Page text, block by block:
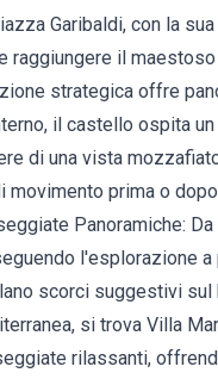
Garibaldi, con la
raggiungere il
strategica offre
il castello ospita
di una vista
movimento prima o
Panoramiche:
l'esplorazione a
scorci suggestivi sul
si trova Villa
rilassanti,